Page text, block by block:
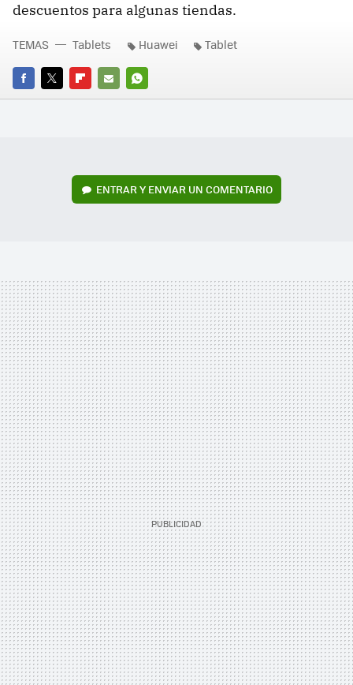
descuentos para algunas tiendas.
FACEBOOK
TWITTERFLIPBOARD
E-
WHATSAPP
TEMAS Tablets Huawei Tablet
ENTRAR Y ENVIAR UN COMENTARIO